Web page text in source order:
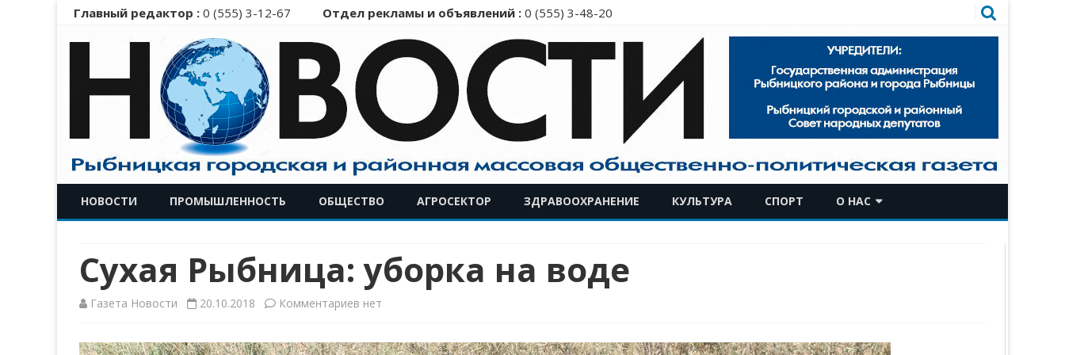
Главный редактор : 0 (555) 3-12-67 Отдел рекламы и объявлений : 0 (555) 3-48-20
к
содержимому
НОВОСТИ ПРОМЫШЛЕННОСТЬ ОБЩЕСТВО АГРОСЕКТОР ЗДРАВООХРАНЕНИЕ КУЛЬТУРА СПОРТ О НАС
Сухая Рыбница: уборка на воде
Газета Новости 20.10.2018 Комментариев кнет